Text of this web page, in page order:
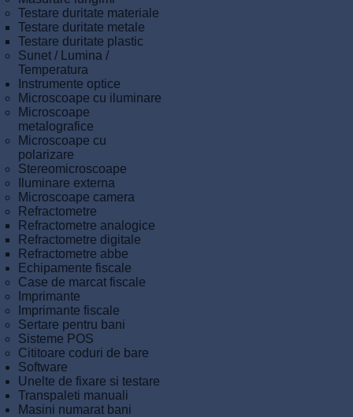
Testare duritate materiale
Testare duritate metale
Testare duritate plastic
Sunet / Lumina /
Temperatura
Instrumente optice
Microscoape cu iluminare
Microscoape
metalografice
Microscoape cu
polarizare
Stereomicroscoape
Iluminare externa
Microscoape camera
Refractometre
Refractometre analogice
Refractometre digitale
Refractometre abbe
Echipamente fiscale
Case de marcat fiscale
Imprimante
Imprimante fiscale
Sertare pentru bani
Sisteme POS
Cititoare coduri de bare
Software
Unelte de fixare si testare
Transpaleti manuali
Masini numarat bani